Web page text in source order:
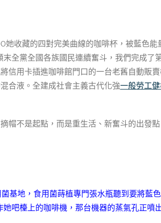
她收藏的四對完美曲線的咖啡杯，被藍色
全黨全國各族國民連續奮斗，我們完成
信用卡插進咖啡館門口的一台老舊自動販
合液。全建成社會主義古代化強一般勞工
不是起點，而是重生活、新奮斗的出發點
基地，食用菌蒔植專門張水瓶聽到要將
吧檯上的咖啡機，那台機器的蒸氣孔正